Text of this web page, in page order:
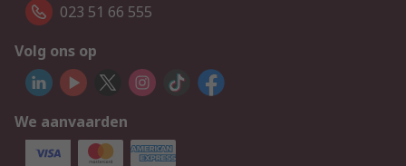
023 51 66 555
Volg ons op
We aanvaarden